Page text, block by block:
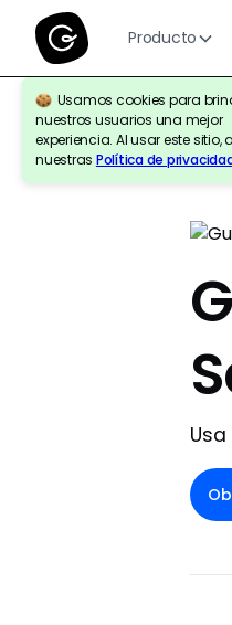
Producto
Usamos cookies para
nuestros usuarios una mejor
experiencia. Al usar este sitio,
nuestras Política deVolver